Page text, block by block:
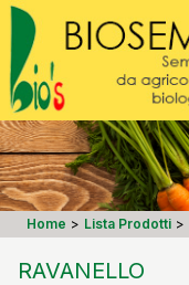
Home > Lista Prodotti >
RAVANELLO